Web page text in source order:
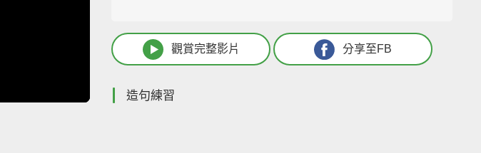
觀賞完整影片 分享至FB
造句練習